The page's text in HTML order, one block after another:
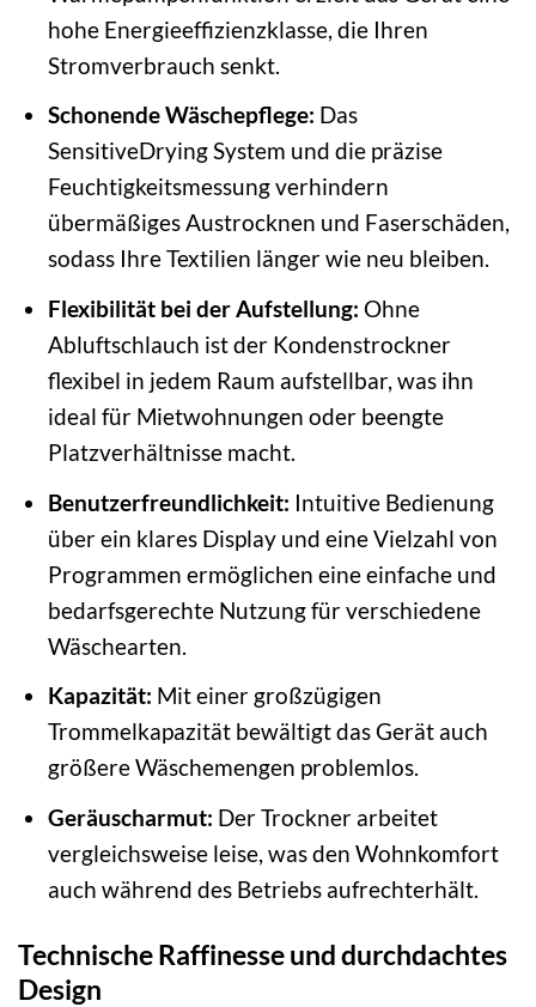
hohe Energieeffizienzklasse, die Ihren
Stromverbrauch senkt.
Schonende Wäschepflege: Das
SensitiveDrying System und die präzise
Feuchtigkeitsmessung verhindern
übermäßiges Austrocknen und Faserschäden,
sodass Ihre Textilien länger wie neu bleiben.
Flexibilität bei der Aufstellung: Ohne
Abluftschlauch ist der Kondenstrockner
flexibel in jedem Raum aufstellbar, was ihn
ideal für Mietwohnungen oder beengte
Platzverhältnisse macht.
Benutzerfreundlichkeit: Intuitive Bedienung
über ein klares Display und eine Vielzahl von
Programmen ermöglichen eine einfache und
bedarfsgerechte Nutzung für verschiedene
Wäschearten.
Kapazität: Mit einer großzügigen
Trommelkapazität bewältigt das Gerät auch
größere Wäschemengen problemlos.
Geräuscharmut: Der Trockner arbeitet
vergleichsweise leise, was den Wohnkomfort
auch während des Betriebs aufrechterhält.
Technische Raffinesse und durchdachtes
Design